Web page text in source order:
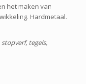
het maken van
Hardmetaal.
tegels,